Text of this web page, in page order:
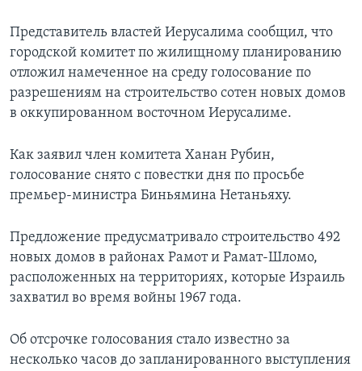
Представитель властей Иерусалима сообщил, что
городской комитет по жилищному планированию
отложил намеченное на среду голосование по
разрешениям на строительство сотен новых домов
в оккупированном восточном Иерусалиме.
Как заявил член комитета Ханан Рубин,
голосование снято с повестки дня по просьбе
премьер-министра Биньямина Нетаньяху.
Предложение предусматривало строительство 492
новых домов в районах Рамот и Рамат-Шломо,
расположенных на территориях, которые Израиль
захватил во время войны 1967 года.
Об отсрочке голосования стало известно за
несколько часов до запланированного выступления